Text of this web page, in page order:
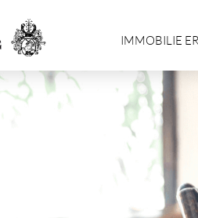
IMMOBILIE